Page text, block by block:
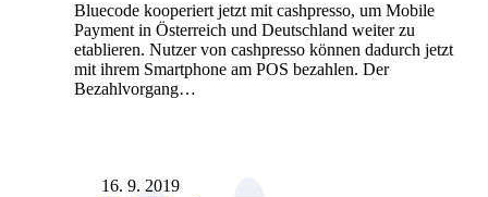
Bluecode kooperiert jetzt mit cashpresso, um Mobile
Payment in Österreich und Deutschland weiter zu
etablieren. Nutzer von cashpresso können dadurch jetzt
mit ihrem Smartphone am POS bezahlen. Der
Bezahlvorgang…
16. 9. 2019